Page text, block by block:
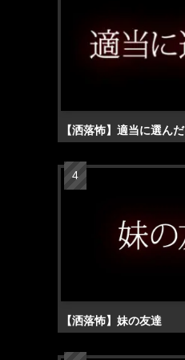
【洒落怖】適当に選んだ
【洒落怖】妹の友達